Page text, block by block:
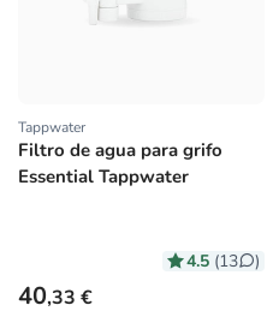
Proveedor:
Tappwater
Filtro de agua para grifo
Essential Tappwater
4.5 (13 )
Precio habitual
40,33 €